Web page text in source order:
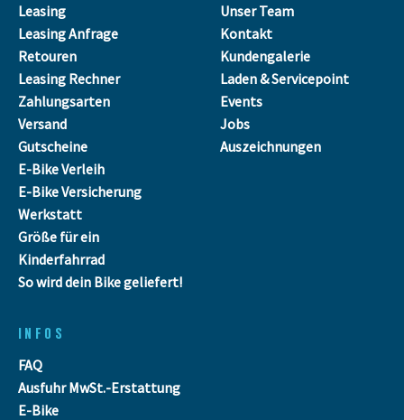
Leasing
Leasing Anfrage
Retouren
Leasing Rechner
Zahlungsarten
Versand
Gutscheine
E-Bike Verleih
E-Bike Versicherung
Werkstatt
Größe für ein
Kinderfahrrad
So wird dein Bike geliefert!
Unser Team
Kontakt
Kundengalerie
Laden & Servicepoint
Events
Jobs
Auszeichnungen
INFOS
FAQ
Ausfuhr MwSt.-Erstattung
E-Bike